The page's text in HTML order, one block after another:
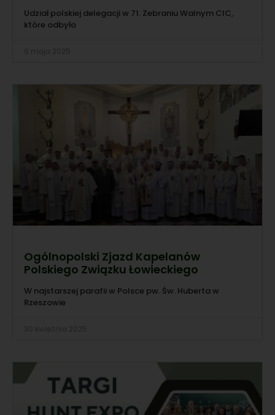
Udział polskiej delegacji w 71. Zebraniu Walnym CIC,
które odbyło
Ogólnopolski Zjazd Kapelanów
Polskiego Związku Łowieckiego
W najstarszej parafii w Polsce pw. Św. Huberta w
Rzeszowie